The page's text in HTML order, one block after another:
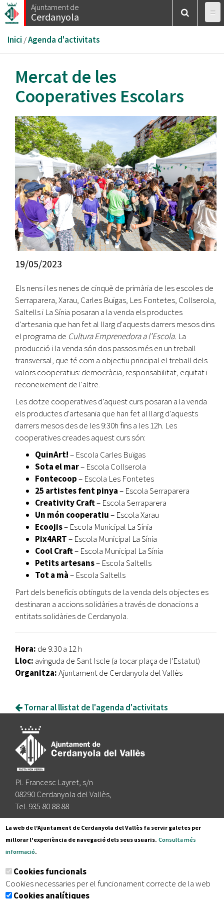
Vés
al
Ajuntament de
Cerdanyola
Esteu
aquí
Inici /Agenda d'activitats
Mercat de les
Cooperatives Escolars
19/05/2023
Els nens i les nenes de cinquè de primària de les escoles de
Serraparera, Xarau, Carles Buïgas, Les Fontetes, Collserola,
Saltells i La Sínia posaran a la venda els productes
d'artesania que han fet al llarg d'aquests darrers mesos dins
el programa de Cultura Emprenedora a l’Escola. La
producció i la venda són dos passos més en un treball
transversal, que té com a objectiu principal el treball dels
valors cooperatius: democràcia, responsabilitat, equitat i
reconeixement de l'altre.
Les dotze cooperatives d’aquest curs posaran a la venda
els productes d'artesania que han fet al llarg d'aquests
darrers mesos des de les 9:30h fins a les 12h. Les
cooperatives creades aquest curs són:
QuinArt!– Escola Carles Buïgas
Sota el mar– Escola Collserola
Fontecoop– Escola Les Fontetes
25 artistes fent pinya– Escola Serraparera
Creativity Craft– Escola Serraparera
Un món cooperatiu– Escola Xarau
Ecoojis– Escola Municipal La Sínia
Pix4ART– Escola Municipal La Sínia
Cool Craft– Escola Municipal La Sínia
Petits artesans– Escola Saltells
Tot a mà– Escola Saltells
Part dels beneficis obtinguts de la venda dels objectes es
destinaran a accions solidàries a través de donacions a
entitats solidàries de Cerdanyola.
Hora: de 9:30 a 12 h
Lloc: avinguda de Sant Iscle (a tocar plaça de l'Estatut)
Organitza:Ajuntament de Cerdanyola del Vallès
Tornar al llistat de l'agenda d'activitats
Pl. Francesc Layret, s/n
08290 Cerdanyola del Vallès,
Tel. 935 80 88 88
Segueix-nos a:
Subscriu-te al nostre butlletí
La web de l'Ajuntament de Cerdanyola del Vallès fa servir galetes per
millorar l'experiència de navegació dels seus usuaris. Consulta més
informació.
Cookies funcionals
Cookies necessaries per el funcionament correcte de la web
Cookies analítiques